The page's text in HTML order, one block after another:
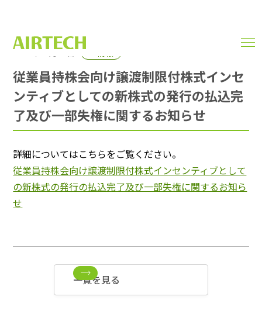
従業員持株会向け譲渡制限付株式インセ
ンティブとしての新株式の発行の払込完
了及び一部失権に関するお知らせ
2024年06月21日
詳細についてはこちらをご覧ください。
従業員持株会向け譲渡制限付株式インセンティブとして
の新株式の発行の払込完了及び一部失権に関するお知ら
せ
一覧を見る